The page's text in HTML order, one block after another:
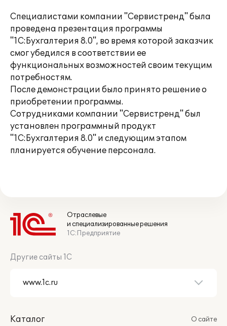
Специалистами компании "Сервистренд" была
проведена презентация программы
"1С:Бухгалтерия 8.0", во время которой заказчик
смог убедился в соответствии ее
функциональных возможностей своим текущим
потребностям.
После демонстрации было принято решение о
приобретении программы.
Сотрудниками компании "Сервистренд" был
установлен программный продукт
"1С:Бухгалтерия 8.0" и следующим этапом
планируется обучение персонала.
Отраслевые
и специализированные решения
1С:Предприятие
Другие сайты 1С
Каталог
О сайте